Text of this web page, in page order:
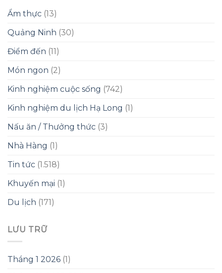
Ẩm thực (13)
Quảng Ninh (30)
Điểm đến (11)
Món ngon (2)
Kinh nghiệm cuộc sống (742)
Kinh nghiệm du lịch Hạ Long (1)
Nấu ăn / Thưởng thức (3)
Nhà Hàng (1)
Tin tức (1.518)
Khuyến mại (1)
Du lịch (171)
LƯU TRỮ
Tháng 1 2026 (1)